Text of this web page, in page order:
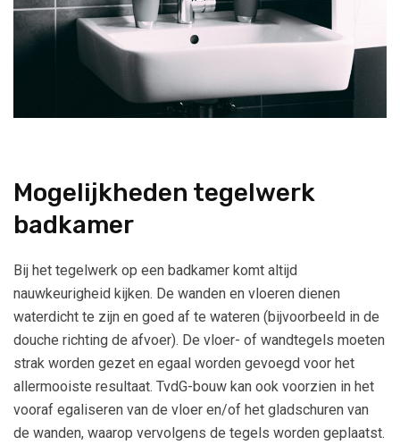
Mogelijkheden tegelwerk
badkamer
Bij het tegelwerk op een badkamer komt altijd
nauwkeurigheid kijken. De wanden en vloeren dienen
waterdicht te zijn en goed af te wateren (bijvoorbeeld in de
douche richting de afvoer). De vloer- of wandtegels moeten
strak worden gezet en egaal worden gevoegd voor het
allermooiste resultaat. TvdG-bouw kan ook voorzien in het
vooraf egaliseren van de vloer en/of het gladschuren van
de wanden, waarop vervolgens de tegels worden geplaatst.